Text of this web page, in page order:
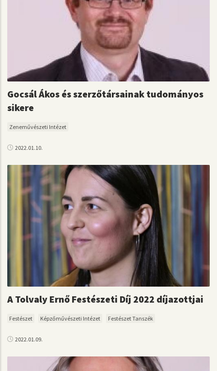
Gocsál Ákos és szerzőtársainak tudományos
sikere
Zeneművészeti Intézet
2022.01.10.
A Tolvaly Ernő Festészeti Díj 2022 díjazottjai
Festészet Képzőművészeti Intézet Festészet Tanszék
2022.01.09.